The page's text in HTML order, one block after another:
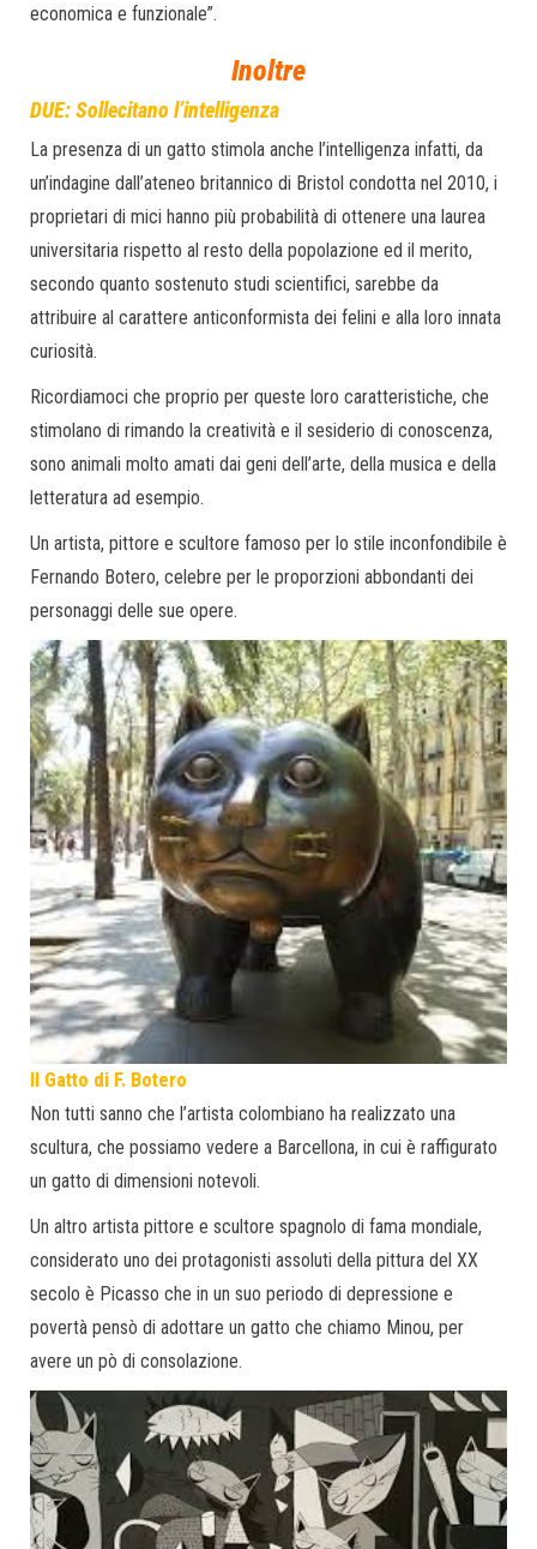
economica e funzionale”.
Inoltre
DUE: Sollecitano l’intelligenza
La presenza di un gatto stimola anche l’intelligenza infatti, da
un’indagine dall’ateneo britannico di Bristol condotta nel 2010, i
proprietari di mici hanno più probabilità di ottenere una laurea
universitaria rispetto al resto della popolazione ed il merito,
secondo quanto sostenuto studi scientifici, sarebbe da
attribuire al carattere anticonformista dei felini e alla loro innata
curiosità.
Ricordiamoci che proprio per queste loro caratteristiche, che
stimolano di rimando la creatività e il sesiderio di conoscenza,
sono animali molto amati dai geni dell’arte, della musica e della
letteratura ad esempio.
Un artista, pittore e scultore famoso per lo stile inconfondibile è
Fernando Botero, celebre per le proporzioni abbondanti dei
personaggi delle sue opere.
Il Gatto di F. Botero
Non tutti sanno che l’artista colombiano ha realizzato una
scultura, che possiamo vedere a Barcellona, in cui è raffigurato
un gatto di dimensioni notevoli.
Un altro artista pittore e scultore spagnolo di fama mondiale,
considerato uno dei protagonisti assoluti della pittura del XX
secolo è Picasso che in un suo periodo di depressione e
povertà pensò di adottare un gatto che chiamo Minou, per
avere un pò di consolazione.